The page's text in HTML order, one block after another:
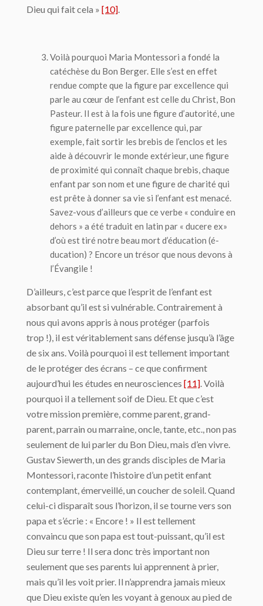
Dieu qui fait cela » [10].
Voilà pourquoi Maria Montessori a fondé la
catéchèse du Bon Berger. Elle s’est en effet
rendue compte que la figure par excellence qui
parle au cœur de l’enfant est celle du Christ, Bon
Pasteur. Il est à la fois une figure d’autorité, une
figure paternelle par excellence qui, par
exemple, fait sortir les brebis de l’enclos et les
aide à découvrir le monde extérieur, une figure
deproximitéqui connaît chaque brebis, chaque
enfant par son nom et une figure decharitéqui
est prête à donner sa vie si l’enfant est menacé.
Savez-vous d’ailleurs que ce verbe « conduire en
dehors » a été traduit en latin par « ducere ex»
d’où est tiré notre beau mort d’éducation (é-
ducation) ? Encore un trésor que nous devons à
l’Évangile !
D’ailleurs, c’est parce que l’esprit de l’enfant est
absorbant qu’il est si vulnérable. Contrairement à
nous qui avons appris à nous protéger (parfois
trop !), il est véritablement sans défense jusqu’à l’âge
de six ans. Voilà pourquoi il est tellement important
de le protéger des écrans – ce que confirment
aujourd’hui les études en neurosciences [11]. Voilà
pourquoi il a tellement soif de Dieu. Et que c’est
votre mission première, comme parent, grand-
parent, parrain ou marraine, oncle, tante, etc., non pas
seulement de lui parler du Bon Dieu, mais d’en vivre.
Gustav Siewerth, un des grands disciples de Maria
Montessori, raconte l’histoire d’un petit enfant
contemplant, émerveillé, un coucher de soleil. Quand
celui-ci disparaît sous l’horizon, il se tourne vers son
papa et s’écrie : « Encore ! » Il est tellement
convaincu que son papa est tout-puissant, qu’il est
Dieu sur terre ! Il sera donc très important non
seulement que ses parents lui apprennent à prier,
mais qu’il les voit prier. Il n’apprendra jamais mieux
que Dieu existe qu’en les voyant à genoux au pied de